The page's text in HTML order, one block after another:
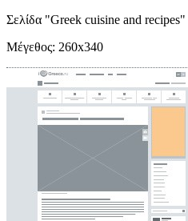
Σελίδα "Greek cuisine and recipes"
Μέγεθος: 260x340